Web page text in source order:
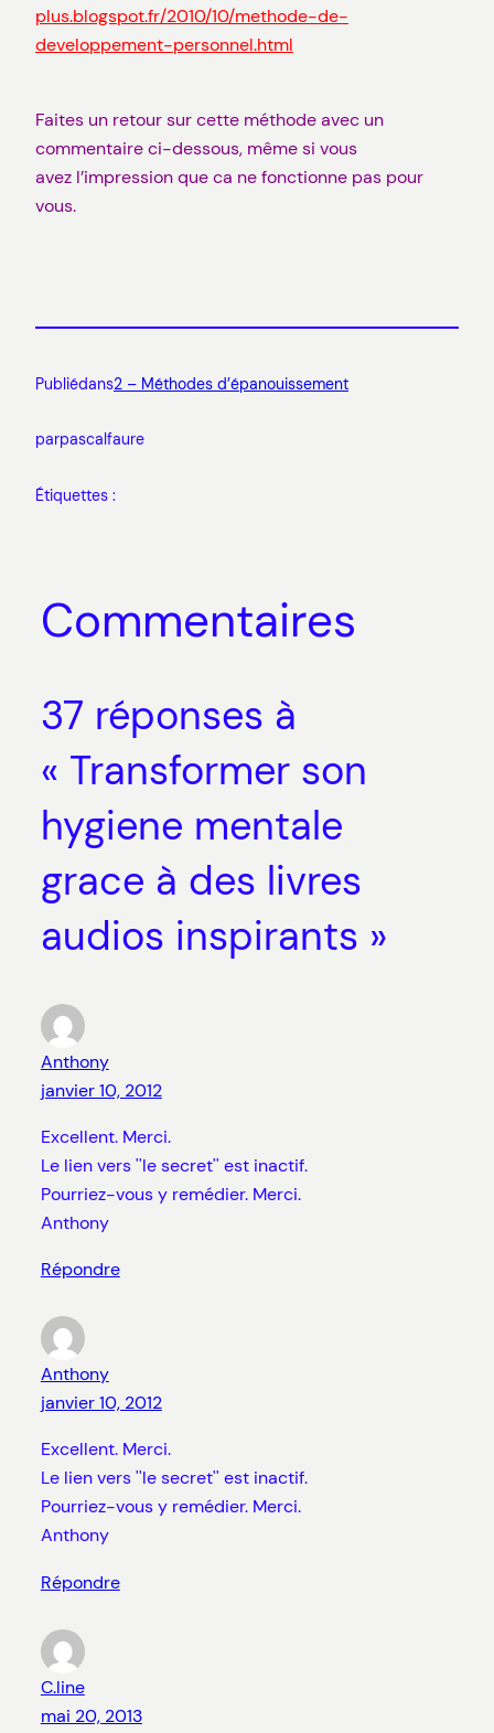
plus.blogspot.fr/2010/10/methode-de-
developpement-personnel.html
Faites un retour sur cette méthode avec un
commentaire ci-dessous, même si vous
avez l’impression que ca ne fonctionne pas pour
vous.
Publiédans2 – Méthodes d’épanouissement
parpascalfaure
Étiquettes :
Commentaires
37 réponses à
« Transformer son
hygiene mentale
grace à des livres
audios inspirants »
Anthony
janvier 10, 2012
Excellent. Merci.
Le lien vers ''le secret'' est inactif.
Pourriez-vous y remédier. Merci.
Anthony
Répondre
Anthony
janvier 10, 2012
Excellent. Merci.
Le lien vers ''le secret'' est inactif.
Pourriez-vous y remédier. Merci.
Anthony
Répondre
C.line
mai 20, 2013